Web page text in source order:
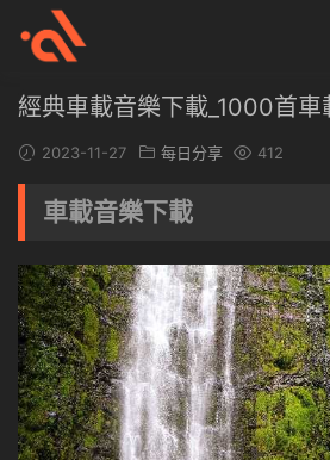
經典車載音樂下載_1000首車
2023-11-27 每日分享 412
車載音樂下載